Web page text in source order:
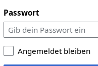
Passwort
Angemeldet bleiben